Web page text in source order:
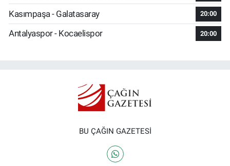
Kasımpaşa - Galatasaray 20:00
Antalyaspor - Kocaelispor 20:00
BU ÇAĞIN GAZETESİ